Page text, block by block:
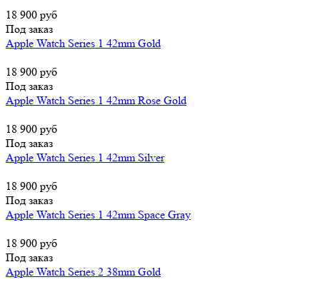
18 900 руб
Под заказ
Apple Watch Series 1 42mm Gold
18 900 руб
Под заказ
Apple Watch Series 1 42mm Rose Gold
18 900 руб
Под заказ
Apple Watch Series 1 42mm Silver
18 900 руб
Под заказ
Apple Watch Series 1 42mm Space Gray
18 900 руб
Под заказ
Apple Watch Series 2 38mm Gold